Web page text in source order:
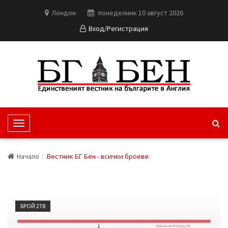
Лондон
понеделник 10 август 2026
Вход/Регистрация
T
o
g
N
a
v
Начало Вестник БГ Бен - всички броеве.
БРОЙ 278